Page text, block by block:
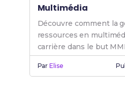
Multimédia
Découvre comment la
ressources en
carrière dans le but
l'internet.
ParElise